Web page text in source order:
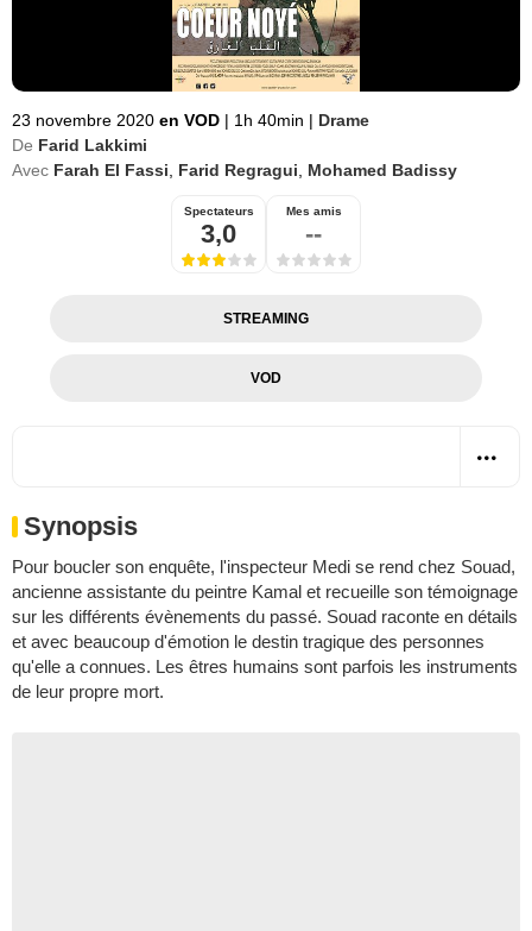
23 novembre 2020 en VOD | 1h 40min | Drame
De Farid Lakkimi
Avec Farah El Fassi Farid Regragui Mohamed Badissy
Spectateurs
3,0
Mes amis
--
STREAMING
VOD
Synopsis
Pour boucler son enquête, l'inspecteur Medi se rend chez Souad,
ancienne assistante du peintre Kamal et recueille son témoignage
sur les différents évènements du passé. Souad raconte en détails
et avec beaucoup d'émotion le destin tragique des personnes
qu'elle a connues. Les êtres humains sont parfois les instruments
de leur propre mort.